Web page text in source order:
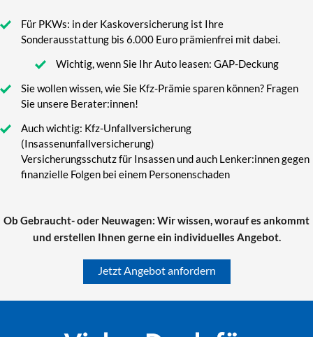
Für PKWs: in der Kaskoversicherung ist Ihre
Sonderausstattung bis 6.000 Euro prämienfrei mit dabei.
Wichtig, wenn Sie Ihr Auto leasen: GAP-Deckung
Sie wollen wissen, wie Sie Kfz-Prämie sparen können? Fragen
Sie unsere Berater:innen!
Auch wichtig: Kfz-Unfallversicherung
(Insassenunfallversicherung)
Versicherungsschutz für Insassen und auch Lenker:innen gegen
finanzielle Folgen bei einem Personenschaden
Ob Gebraucht- oder Neuwagen: Wir wissen, worauf es ankommt
und erstellen Ihnen gerne ein individuelles Angebot.
Jetzt Angebot anfordern